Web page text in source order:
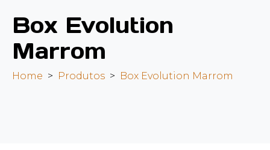
Box Evolution
Marrom
Home Produtos Box Evolution Marrom